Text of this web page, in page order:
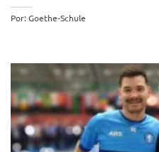
Por: Goethe-Schule